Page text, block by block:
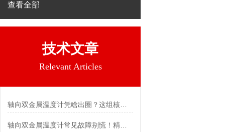
查看全部
技术文章
Relevant Articles
轴向双金属温度计凭啥出圈？这组核心特点给出了答案
轴向双金属温度计常见故障别慌！精准定位，轻松搞定难题